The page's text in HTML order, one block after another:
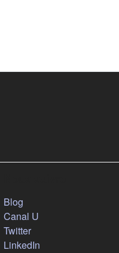
Blog(s'ouvre dans un
Canal U(s'ouvre dans un
Twitter(s'ouvre dans un
LinkedIn(s'ouvre dans un